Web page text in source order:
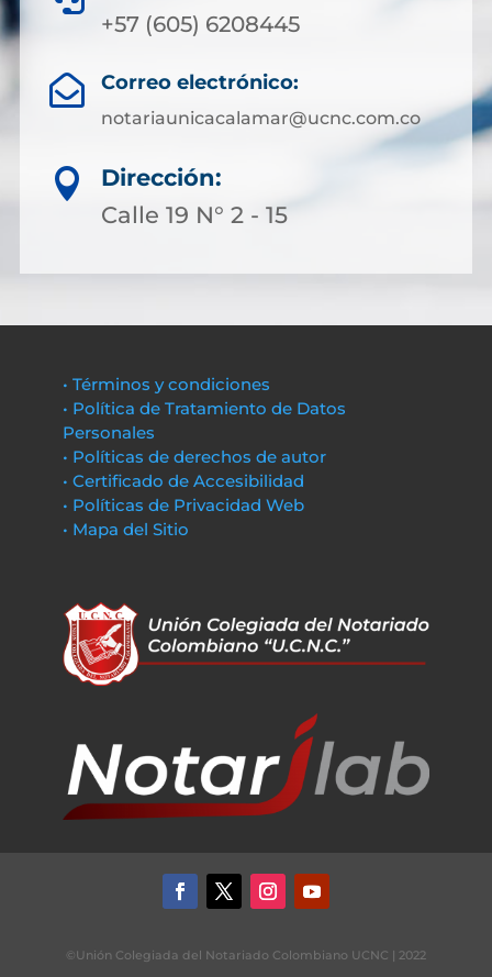
+57 (605) 6208445
 Correo electrónico:
notariaunicacalamar@ucnc.com.co

Dirección:
Calle 19 N° 2 - 15
• Términos y condiciones
• Política de Tratamiento de Datos
Personales
• Políticas de derechos de autor
• Certificado de Accesibilidad
• Políticas de Privacidad Web
• Mapa del Sitio
©Unión Colegiada del Notariado Colombiano UCNC | 2022